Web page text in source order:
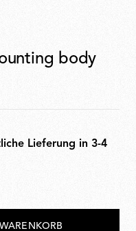
body
Lieferung in 3-4